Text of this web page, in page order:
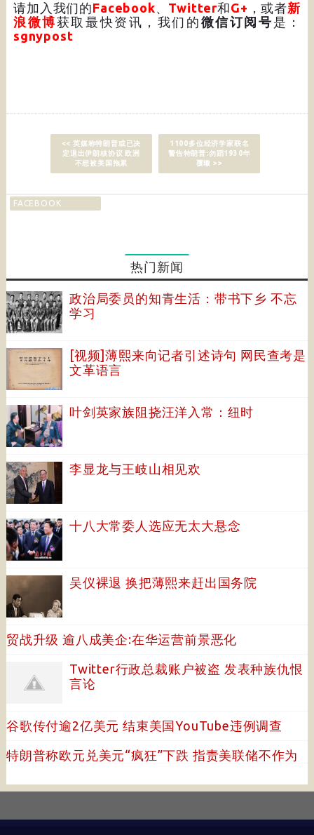
请加入我们的Facebook、 Twitter和G+ ，或者新
浪微博获取最快资讯，我们的 微信订阅号 是：
sgnypost
<< 英媒称特朗普或已决
定退出伊朗核协议 欧洲
不想被美国拖累
1100多位经济学家联名
警告特朗普:勿蹈1930年
覆辙 >>
FACEBOOK
热门新闻
政治局委员的知青生活：带书下乡 不忘
学习
[视频]薄熙来向记者引述诗句 网民查考是
文革语言
叶剑英家族阻挠汪洋入常：纽时
李显龙与王岐山相见欢
十八大常委人选应无太大悬念
吴仪裸退 换把薄熙来赶出国务院
贸战升级 逾八成美企:在华运营前景恶化
Twitter行政总裁账户被盗 发表种族仇恨
言论
谷歌传付逾2亿美元 结束美国YouTube违例调查
特朗普称欧元兑美元“疯狂”下跌 指责美联储不作为